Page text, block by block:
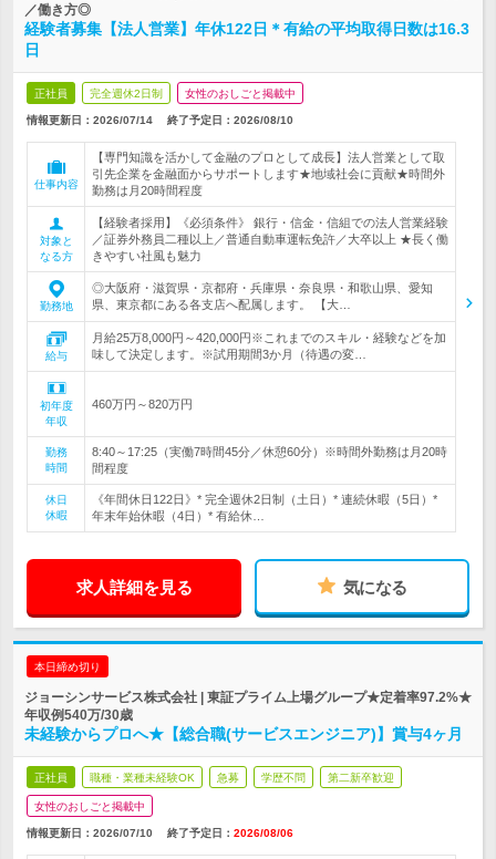
／働き方◎
経験者募集【法人営業】年休122日＊有給の平均取得日数は16.3
日
正社員 完全週休2日制 女性のおしごと掲載中
情報更新日：2026/07/14 終了予定日： 2026/08/10
仕事内容
【専門知識を活かして金融のプロとして成長】法人営業として取
引先企業を金融面からサポートします★地域社会に貢献★時間外
勤務は月20時間程度
対象と
なる方
【経験者採用】《必須条件》 銀行・信金・信組での法人営業経験
／証券外務員二種以上／普通自動車運転免許／大卒以上 ★長く働
きやすい社風も魅力
勤務地
◎大阪府・滋賀県・京都府・兵庫県・奈良県・和歌山県、愛知
県、東京都にある各支店へ配属します。 【大…
給与
月給25万8,000円～420,000円※これまでのスキル・経験などを加
味して決定します。※試用期間3か月（待遇の変…
初年度
年収
460万円～820万円
勤務
時間
8:40～17:25（実働7時間45分／休憩60分）※時間外勤務は月20時
間程度
休日
休暇
《年間休日122日》* 完全週休2日制（土日）* 連続休暇（5日）*
年末年始休暇（4日）* 有給休…
求人詳細を見る 気になる
本日締め切り
ジョーシンサービス株式会社 | 東証プライム上場グループ★定着率97.2%★
年収例540万/30歳
未経験からプロへ★【総合職(サービスエンジニア)】賞与4ヶ月
正社員 職種・業種未経験OK 急募 学歴不問 第二新卒歓迎
女性のおしごと掲載中
情報更新日：2026/07/10 終了予定日： 2026/08/06